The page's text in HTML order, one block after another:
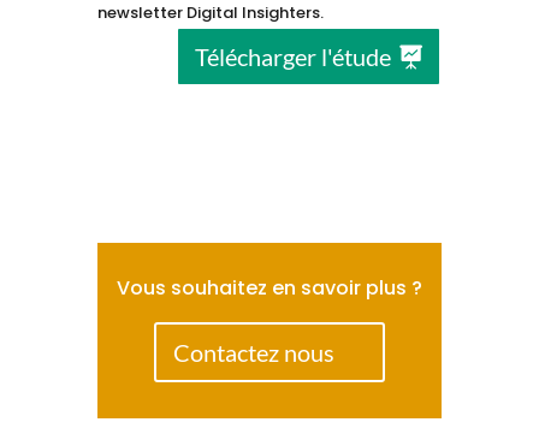
newsletter Digital Insighters.
Télécharger l'étude
Vous souhaitez en savoir plus ?
Contactez nous